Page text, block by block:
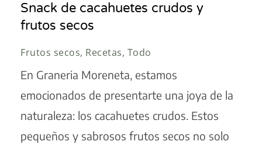
Snack de cacahuetes crudos y
frutos secos
Frutos secos, Recetas, Todo
En Graneria Moreneta, estamos
emocionados de presentarte una joya de la
naturaleza: los cacahuetes crudos. Estos
pequeños y sabrosos frutos secos no solo